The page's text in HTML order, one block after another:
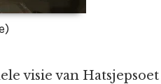
visie van Hatsjepsoet